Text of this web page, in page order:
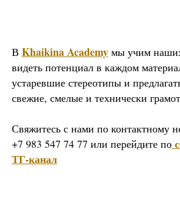
В Khaikina Academy мы учим
видеть потенциал в каждом
устаревшие стереотипы и
свежие, смелые и технически
Свяжитесь с нами по контактному
+7 983 547 74 77 или перейдите по с
ТГ-канал